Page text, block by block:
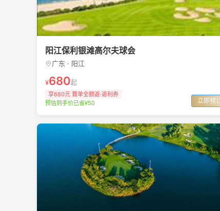
阳江保利银滩高尔夫球会
广东 · 阳江
¥680起
享680元 首单全额返·返利券
预估到手价已省¥50
立即预订